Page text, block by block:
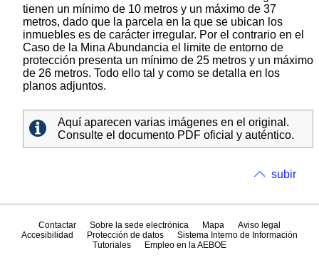
tienen un mínimo de 10 metros y un máximo de 37
metros, dado que la parcela en la que se ubican los
inmuebles es de carácter irregular. Por el contrario en el
Caso de la Mina Abundancia el limite de entorno de
protección presenta un mínimo de 25 metros y un máximo
de 26 metros. Todo ello tal y como se detalla en los
planos adjuntos.
Aquí aparecen varias imágenes en el original.
Consulte el documento PDF oficial y auténtico.
subir
Contactar Sobre la sede electrónica Mapa
Aviso legal
Accesibilidad
Protección de datos
Sistema Interno de Información
Tutoriales
Empleo en la AEBOE